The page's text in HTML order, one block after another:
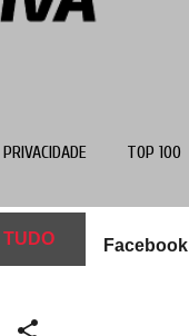
TOP 100
Facebook
TUDO